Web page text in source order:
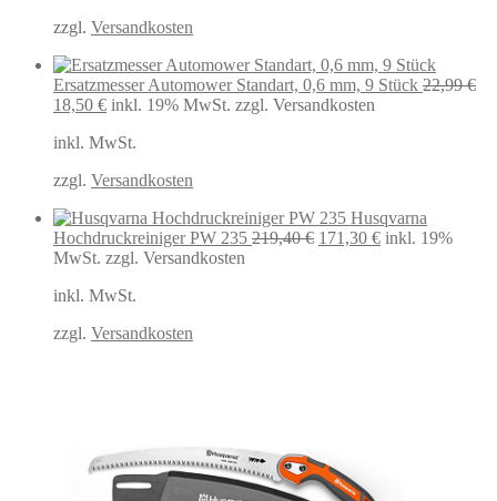
zzgl. Versandkosten
Ersatzmesser Automower Standart, 0,6 mm, 9 Stück 22,99€
Ursprünglicher
war:
18,50 €Aktueller
ist:
inkl. 19% MwSt. zzgl. Versandkosten
inkl. MwSt.
zzgl. Versandkosten
Husqvarna
Hochdruckreiniger PW 235 219,40€ Ursprünglicher
171,30 €Aktueller
inkl. 19%
MwSt. zzgl. Versandkosten
inkl. MwSt.
zzgl. Versandkosten